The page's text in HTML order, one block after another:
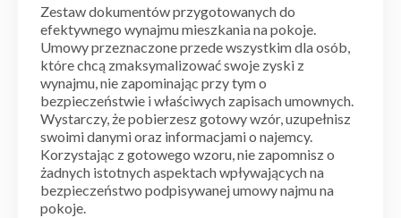
Zestaw dokumentów przygotowanych do
efektywnego wynajmu mieszkania na pokoje.
Umowy przeznaczone przede wszystkim dla osób,
które chcą zmaksymalizować swoje zyski z
wynajmu, nie zapominając przy tym o
bezpieczeństwie i właściwych zapisach umownych.
Wystarczy, że pobierzesz gotowy wzór, uzupełnisz
swoimi danymi oraz informacjami o najemcy.
Korzystając z gotowego wzoru, nie zapomnisz o
żadnych istotnych aspektach wpływających na
bezpieczeństwo podpisywanej umowy najmu na
pokoje.